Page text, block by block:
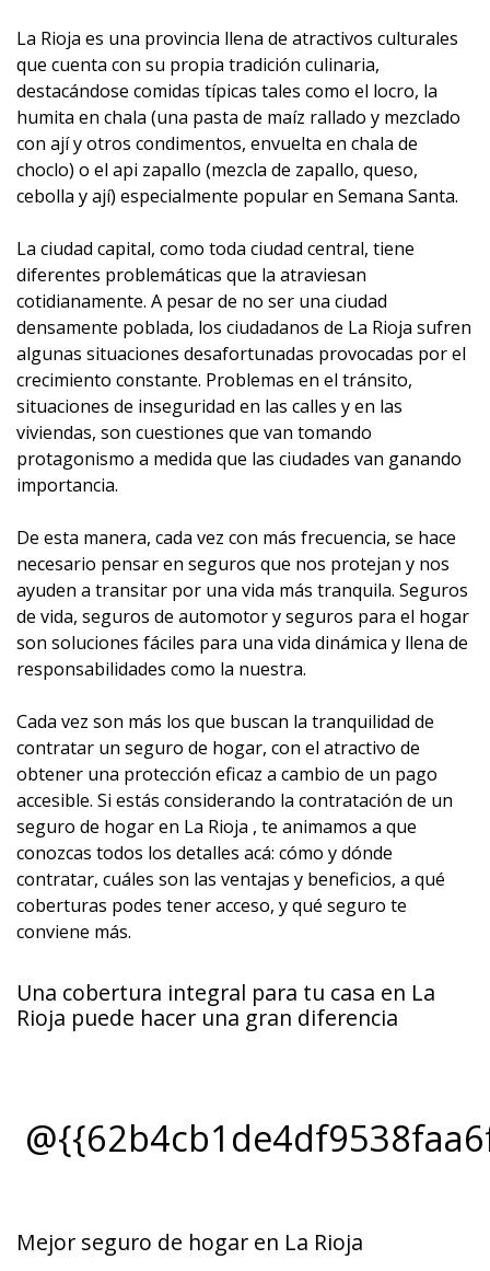
La Rioja es una provincia llena de atractivos culturales
que cuenta con su propia tradición culinaria,
destacándose comidas típicas tales como el locro, la
humita en chala (una pasta de maíz rallado y mezclado
con ají y otros condimentos, envuelta en chala de
choclo) o el api zapallo (mezcla de zapallo, queso,
cebolla y ají) especialmente popular en Semana Santa.
La ciudad capital, como toda ciudad central, tiene
diferentes problemáticas que la atraviesan
cotidianamente. A pesar de no ser una ciudad
densamente poblada, los ciudadanos de La Rioja sufren
algunas situaciones desafortunadas provocadas por el
crecimiento constante. Problemas en el tránsito,
situaciones de inseguridad en las calles y en las
viviendas, son cuestiones que van tomando
protagonismo a medida que las ciudades van ganando
importancia.
De esta manera, cada vez con más frecuencia, se hace
necesario pensar en seguros que nos protejan y nos
ayuden a transitar por una vida más tranquila. Seguros
de vida, seguros de automotor y seguros para el hogar
son soluciones fáciles para una vida dinámica y llena de
responsabilidades como la nuestra.
Cada vez son más los que buscan la tranquilidad de
contratar un seguro de hogar, con el atractivo de
obtener una protección eficaz a cambio de un pago
accesible. Si estás considerando la contratación de un
seguro de hogar en La Rioja , te animamos a que
conozcas todos los detalles acá: cómo y dónde
contratar, cuáles son las ventajas y beneficios, a qué
coberturas podes tener acceso, y qué seguro te
conviene más.
Una cobertura integral para tu casa en La
Rioja puede hacer una gran diferencia
Mejor seguro de hogar en La Rioja